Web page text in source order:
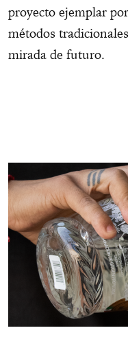
proyecto ejemplar
métodos
mirada de futuro.